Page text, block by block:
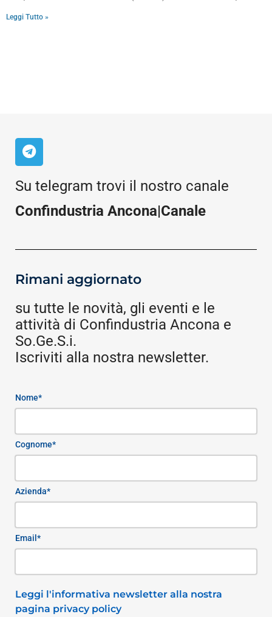
Leggi Tutto »
Su telegram trovi il nostro canale
Confindustria Ancona|Canale
Rimani aggiornato
su tutte le novità, gli eventi e le
attività di Confindustria Ancona e
So.Ge.S.i.
Iscriviti alla nostra newsletter.
Nome*
Cognome*
Azienda*
Email*
Leggi l'informativa newsletter alla nostra
pagina privacy policy